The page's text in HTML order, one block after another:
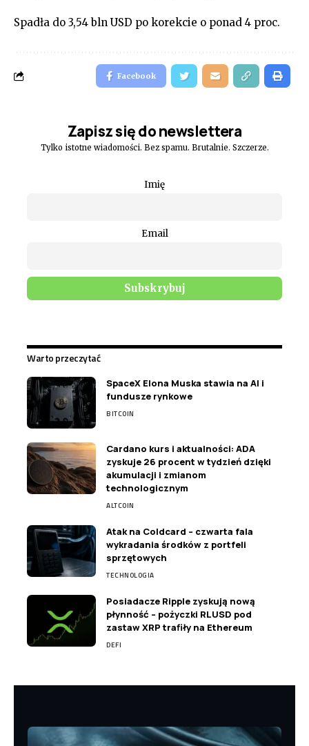
Spadła do 3,54 bln USD po korekcie o ponad 4 proc.
Facebook
Zapisz się do newslettera
Tylko istotne wiadomości. Bez spamu. Brutalnie. Szczerze.
Imię
Email
Warto przeczytać
SpaceX Elona Muska stawia na AI i
fundusze rynkowe
BITCOIN
Cardano kurs i aktualności: ADA
zyskuje 26 procent w tydzień dzięki
akumulacji i zmianom
technologicznym
ALTCOIN
Atak na Coldcard – czwarta fala
wykradania środków z portfeli
sprzętowych
TECHNOLOGIA
Posiadacze Ripple zyskują nową
płynność – pożyczki RLUSD pod
zastaw XRP trafiły na Ethereum
DEFI